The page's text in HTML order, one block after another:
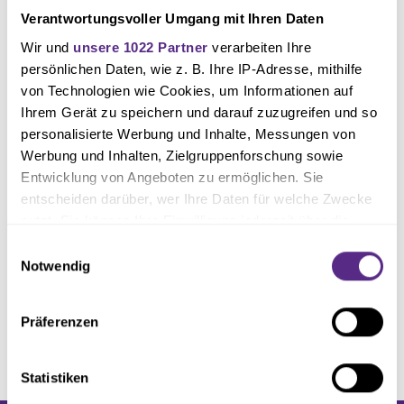
Verantwortungsvoller Umgang mit Ihren Daten
Wir und unsere 1022 Partner verarbeiten Ihre
persönlichen Daten, wie z. B. Ihre IP-Adresse, mithilfe
von Technologien wie Cookies, um Informationen auf
Ihrem Gerät zu speichern und darauf zuzugreifen und so
personalisierte Werbung und Inhalte, Messungen von
Werbung und Inhalten, Zielgruppenforschung sowie
Entwicklung von Angeboten zu ermöglichen. Sie
entscheiden darüber, wer Ihre Daten für welche Zwecke
Trigger Symbol ändern oder widerrufen
Informationen über Ihre geografische Lage erfassen,
Ihr Gerät durch aktives Scannen nach bestimmten
Notwendig
Präferenzen
Statistiken